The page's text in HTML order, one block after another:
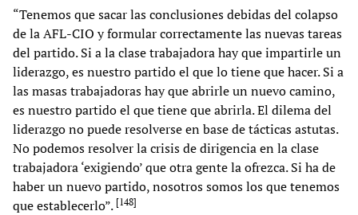
“Tenemos que sacar las conclusiones debidas del colapso
de la AFL-CIO y formular correctamente las nuevas tareas
del partido. Si a la clase trabajadora hay que impartirle un
liderazgo, es nuestro partido el que lo tiene que hacer. Si a
las masas trabajadoras hay que abrirle un nuevo camino,
es nuestro partido el que tiene que abrirla. El dilema del
liderazgo no puede resolverse en base de tácticas astutas.
No podemos resolver la crisis de dirigencia en la clase
trabajadora ‘exigiendo’ que otra gente la ofrezca. Si ha de
haber un nuevo partido, nosotros somos los que tenemos
que establecerlo”. [148]